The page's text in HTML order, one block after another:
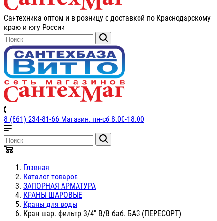
Сантехника оптом и в розницу с доставкой по Краснодарскому
краю и югу России
8 (861) 234-81-66 Магазин: пн-сб 8:00-18:00
Главная
Каталог товаров
ЗАПОРНАЯ АРМАТУРА
КРАНЫ ШАРОВЫЕ
Краны для воды
Кран шар. фильтр 3/4" В/В баб. БАЗ (ПЕРЕСОРТ)